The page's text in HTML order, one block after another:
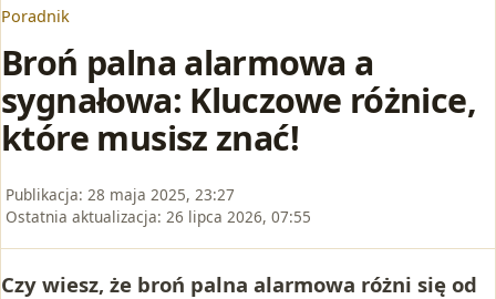
Poradnik
Broń palna alarmowa a
sygnałowa: Kluczowe różnice,
które musisz znać!
Publikacja: 28 maja 2025, 23:27
Ostatnia aktualizacja: 26 lipca 2026, 07:55
Czy wiesz, że broń palna alarmowa różni się od